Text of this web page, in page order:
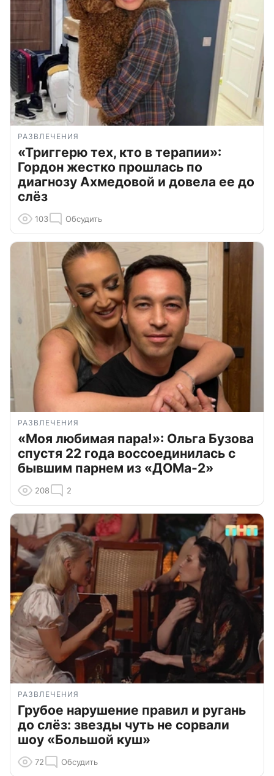
РАЗВЛЕЧЕНИЯ
«Триггерю тех, кто в терапии»:
Гордон жестко прошлась по
диагнозу Ахмедовой и довела ее до
слёз
103 Обсудить
РАЗВЛЕЧЕНИЯ
«Моя любимая пара!»: Ольга Бузова
спустя 22 года воссоединилась с
бывшим парнем из «ДОМа-2»
208 2
РАЗВЛЕЧЕНИЯ
Грубое нарушение правил и ругань
до слёз: звезды чуть не сорвали
шоу «Большой куш»
72 Обсудить